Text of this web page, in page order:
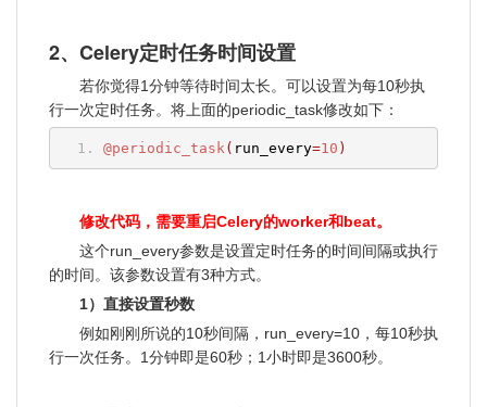
2、Celery定时任务时间设置
若你觉得1分钟等待时间太长。可以设置为每10秒执
行一次定时任务。将上面的periodic_task修改如下：
@periodic_task ( run_every=10 )
修改代码，需要重启Celery的worker和beat。
这个run_every参数是设置定时任务的时间间隔或执行
的时间。该参数设置有3种方式。
1）直接设置秒数
例如刚刚所说的10秒间隔，run_every=10，每10秒执
行一次任务。1分钟即是60秒；1小时即是3600秒。